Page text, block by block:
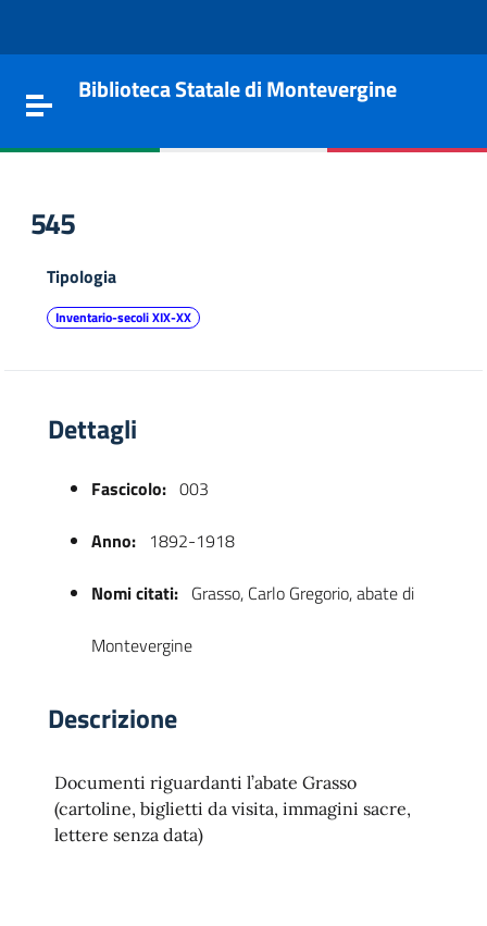
Toggle navigation
Biblioteca Statale di Montevergine
545
Tipologia
Inventario-secoli XIX-XX
Dettagli
Fascicolo: 003
Anno: 1892-1918
Nomi citati: Grasso, Carlo Gregorio, abate di
Montevergine
Descrizione
Documenti riguardanti l’abate Grasso
(cartoline, biglietti da visita, immagini sacre,
lettere senza data)